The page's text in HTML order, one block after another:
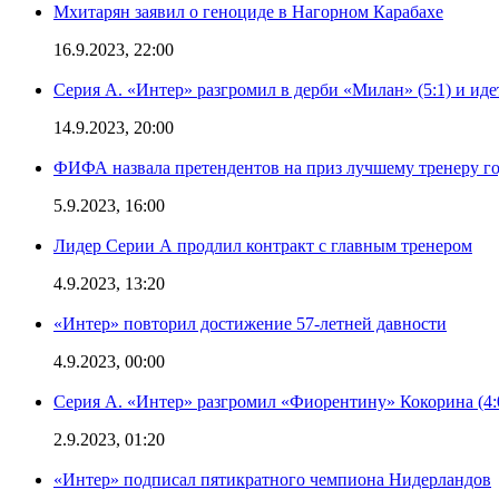
Мхитарян заявил о геноциде в Нагорном Карабахе
16.9.2023, 22:00
Серия А. «Интер» разгромил в дерби «Милан» (5:1) и
14.9.2023, 20:00
ФИФА назвала претендентов на приз лучшему тренеру
5.9.2023, 16:00
Лидер Серии А продлил контракт с главным тренером
4.9.2023, 13:20
«Интер» повторил достижение 57-летней давности
4.9.2023, 00:00
Серия А. «Интер» разгромил «Фиорентину» Кокорина
2.9.2023, 01:20
«Интер» подписал пятикратного чемпиона Нидерландов